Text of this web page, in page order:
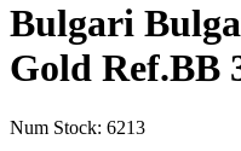
Bulgari
Gold Ref.BB
Num Stock: 6213